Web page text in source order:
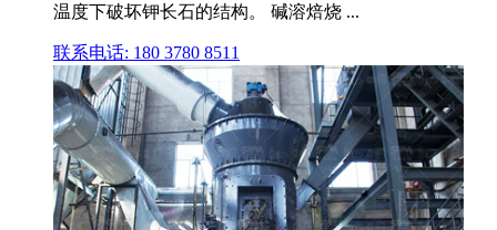
温度下破坏钾长石的结构。 碱溶焙烧 ...
联系电话: 180 3780 8511